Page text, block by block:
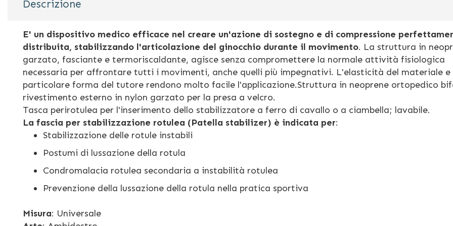
galleria
Descrizione
E' un dispositivo medico efficace nel creare un'azione di sostegno e di compressione
distribuita, stabilizzando l'articolazione del ginocchio durante il movimento. La struttura in
garzato, fasciante e termoriscaldante, agisce senza compromettere la normale attività fisiologica
necessaria per affrontare tutti i movimenti, anche quelli più impegnativi. L'elasticità del materiale e
particolare forma del tutore rendono molto facile l'applicazione.Struttura in neoprene ortopedico
rivestimento esterno in nylon garzato per la presa a velcro.
Tasca perirotulea per l'inserimento dello stabilizzatore a ferro di cavallo o a ciambella; lavabile.
La fascia per stabilizzazione rotulea (Patella stabilizer) è indicata per:
Stabilizzazione delle rotule instabili
Postumi di lussazione della rotula
Condromalacia rotulea secondaria a instabilità rotulea
Prevenzione della lussazione della rotula nella pratica sportiva
Misura: Universale